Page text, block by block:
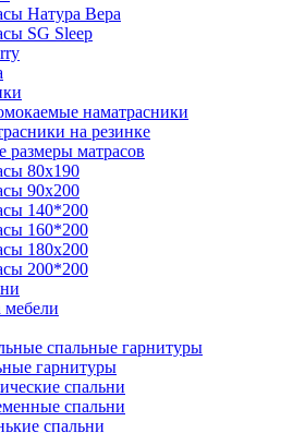
Натура Вера
SG Sleep
наматрасники
на резинке
размеры матрасов
80x190
90x200
140*200
160*200
180x200
200*200
мебели
спальные гарнитуры
гарнитуры
спальни
спальни
спальни